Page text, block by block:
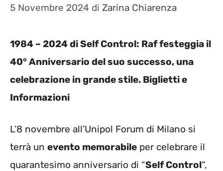
5 Novembre 2024 di Zarina Chiarenza
1984 – 2024 di Self Control: Raf festeggia il
40° Anniversario del suo successo, una
celebrazione in grande stile. Biglietti e
Informazioni
L’8 novembre all’Unipol Forum di Milano si
terrà un evento memorabile per celebrare il
quarantesimo anniversario di “Self Control“,